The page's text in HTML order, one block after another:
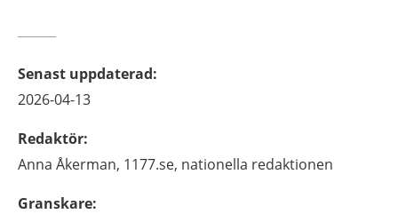
Senast uppdaterad:
2026-04-13
Redaktör:
Anna Åkerman, 1177.se, nationella redaktionen
Granskare: